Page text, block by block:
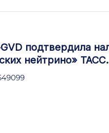
подтвердила
нейтрино» ТАСС.